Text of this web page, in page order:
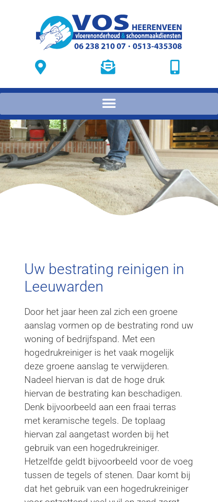
Uw bestrating reinigen in
Leeuwarden
Door het jaar heen zal zich een groene
aanslag vormen op de bestrating rond uw
woning of bedrijfspand. Met een
hogedrukreiniger is het vaak mogelijk
deze groene aanslag te verwijderen.
Nadeel hiervan is dat de hoge druk
hiervan de bestrating kan beschadigen.
Denk bijvoorbeeld aan een fraai terras
met keramische tegels. De toplaag
hiervan zal aangetast worden bij het
gebruik van een hogedrukreiniger.
Hetzelfde geldt bijvoorbeeld voor de voeg
tussen de tegels of stenen. Daar komt bij
dat het gebruik van een hogedrukreiniger